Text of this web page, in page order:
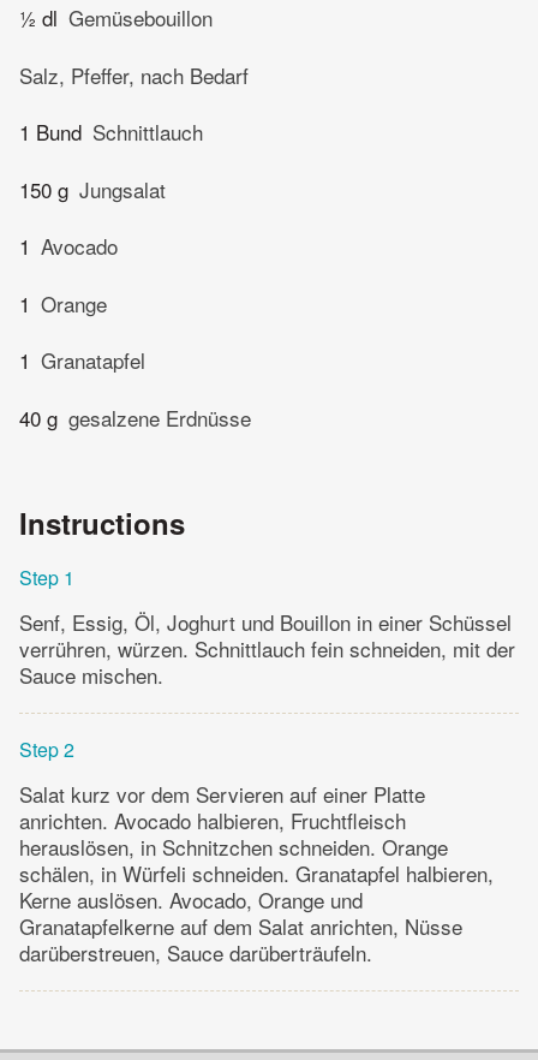
½ dl Gemüsebouillon
Salz, Pfeffer, nach Bedarf
1 Bund Schnittlauch
150 g Jungsalat
1 Avocado
1 Orange
1 Granatapfel
40 g gesalzene Erdnüsse
Instructions
Step 1
Senf, Essig, Öl, Joghurt und Bouillon in einer Schüssel
verrühren, würzen. Schnittlauch fein schneiden, mit der
Sauce mischen.
Step 2
Salat kurz vor dem Servieren auf einer Platte
anrichten. Avocado halbieren, Fruchtfleisch
herauslösen, in Schnitzchen schneiden. Orange
schälen, in Würfeli schneiden. Granatapfel halbieren,
Kerne auslösen. Avocado, Orange und
Granatapfelkerne auf dem Salat anrichten, Nüsse
darüberstreuen, Sauce darüberträufeln.